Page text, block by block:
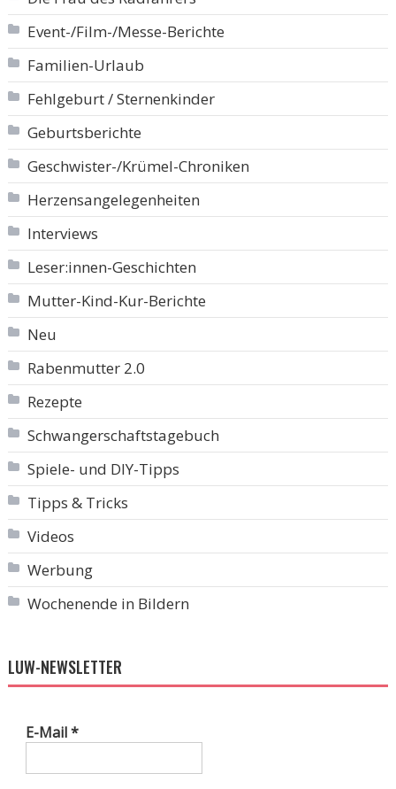
Event-/Film-/Messe-Berichte
Familien-Urlaub
Fehlgeburt / Sternenkinder
Geburtsberichte
Geschwister-/Krümel-Chroniken
Herzensangelegenheiten
Interviews
Leser:innen-Geschichten
Mutter-Kind-Kur-Berichte
Neu
Rabenmutter 2.0
Rezepte
Schwangerschaftstagebuch
Spiele- und DIY-Tipps
Tipps & Tricks
Videos
Werbung
Wochenende in Bildern
LUW-NEWSLETTER
E-Mail*